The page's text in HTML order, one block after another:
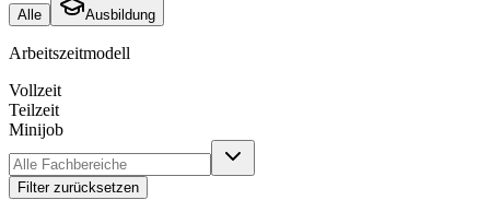
Alle Ausbildung
Arbeitszeitmodell
Vollzeit
Teilzeit
Minijob
Filter zurücksetzen